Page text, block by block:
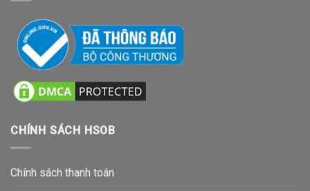
CHÍNH SÁCH HSOB
Chính sách thanh toán